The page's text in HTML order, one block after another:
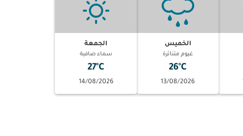
الخميس
غيوم متناثرة
26°C
13/08/2026
الجمعة
سماء صافية
27°C
14/08/2026